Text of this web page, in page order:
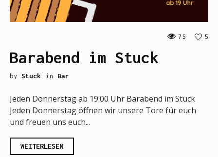
75 5
Barabend im Stuck
by Stuck in Bar
Jeden Donnerstag ab 19:00 Uhr Barabend im Stuck
Jeden Donnerstag öffnen wir unsere Tore für euch
und freuen uns euch...
WEITERLESEN